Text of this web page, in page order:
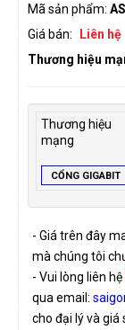
Mã sản phẩm:
Giá bán:
Liên hệ
Thương hiệu
Thương hiệu
mạng
CỔNG GIGABIT
- Giá trên đây
mà chúng tôi
- Vui lòng liên hệ
qua email:
cho đại lý và giá